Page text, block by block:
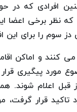
افرادی که در
نظر برخی اعضا
سوم را برای این
می کنند و اماکن
مورد پیگیری
قبل اعلام شوند.
تاکید قرار